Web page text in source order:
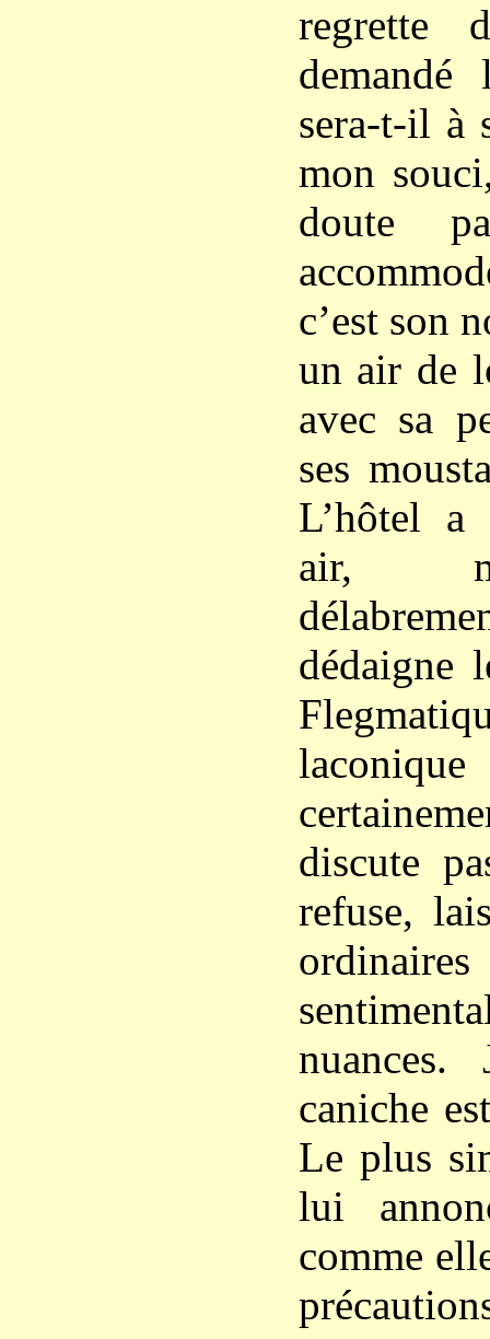
regrette
demandé
sera-t-il à
mon
doute
c’est son
un air de
avec sa
ses
L’hôtel a
air,
dédaigne
discute
refuse,
caniche
Le plus
lui
comme